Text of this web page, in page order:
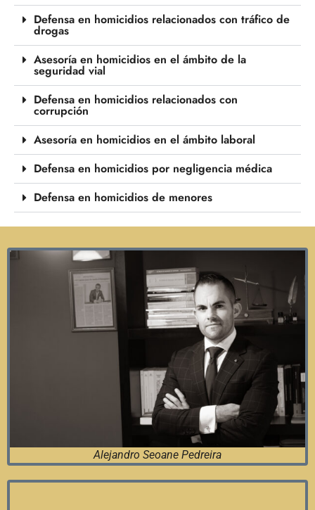
Defensa en homicidios relacionados con tráfico de
drogas
Asesoría en homicidios en el ámbito de la
seguridad vial
Defensa en homicidios relacionados con
corrupción
Asesoría en homicidios en el ámbito laboral
Defensa en homicidios por negligencia médica
Defensa en homicidios de menores
Alejandro Seoane Pedreira